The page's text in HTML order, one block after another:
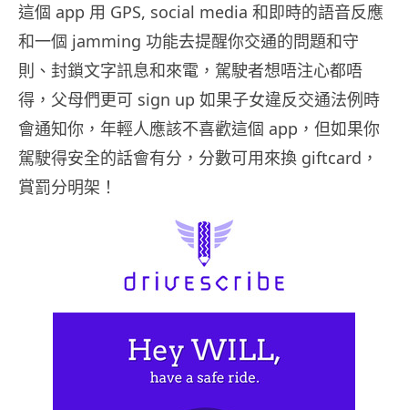
這個 app 用 GPS, social media 和即時的語音反應
和一個 jamming 功能去提醒你交通的問題和守
則、封鎖文字訊息和來電，駕駛者想唔注心都唔
得，父母們更可 sign up 如果子女違反交通法例時
會通知你，年輕人應該不喜歡這個 app，但如果你
駕駛得安全的話會有分，分數可用來換 giftcard，
賞罰分明架！